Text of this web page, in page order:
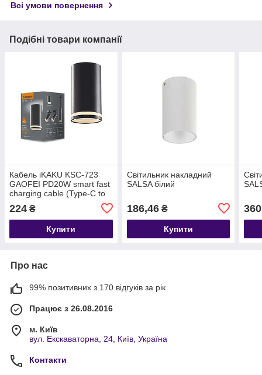
Всі умови повернення
Подібні товари компанії
Кабель iKAKU KSC-723
GAOFEI PD20W smart fast
charging cable (Type-C to
Lightning), Silver, довжина
1м, BOX
224 ₴
Купити
Світильник накладний
SALSA білий
186,46₴
Купити
Про нас
99% позитивних з 170 відгуків за рік
Працює з 26.08.2016
м. Київ
вул. Екскаваторна, 24, Київ, Україна
Контакти